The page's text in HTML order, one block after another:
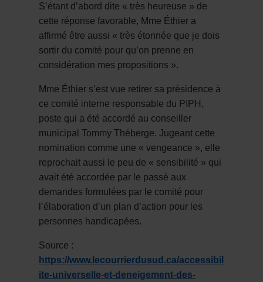
S’étant d’abord dite « très heureuse » de
cette réponse favorable, Mme Éthier a
affirmé être aussi « très étonnée que je dois
sortir du comité pour qu’on prenne en
considération mes propositions ».
Mme Éthier s’est vue retirer sa présidence à
ce comité interne responsable du PIPH,
poste qui a été accordé au conseiller
municipal Tommy Théberge. Jugeant cette
nomination comme une « vengeance », elle
reprochait aussi le peu de « sensibilité » qui
avait été accordée par le passé aux
demandes formulées par le comité pour
l’élaboration d’un plan d’action pour les
personnes handicapées.
Source :
https://www.lecourrierdusud.ca/accessibil
ite-universelle-et-deneigement-des-